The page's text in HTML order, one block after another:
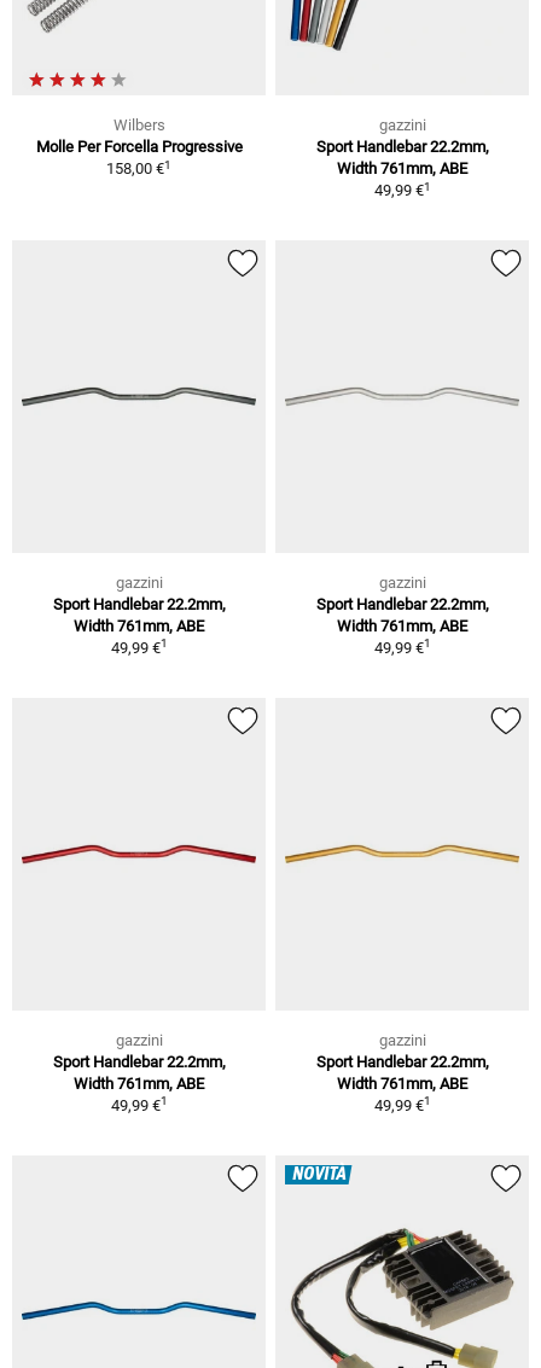
Wilbers
Molle Per Forcella Progressive
158,00 €1
gazzini
Sport Handlebar 22.2mm,
Width 761mm, ABE
49,99 €1
gazzini
Sport Handlebar 22.2mm,
Width 761mm, ABE
49,99 €1
gazzini
Sport Handlebar 22.2mm,
Width 761mm, ABE
49,99 €1
gazzini
Sport Handlebar 22.2mm,
Width 761mm, ABE
49,99 €1
gazzini
Sport Handlebar 22.2mm,
Width 761mm, ABE
49,99 €1
NOVITÀ